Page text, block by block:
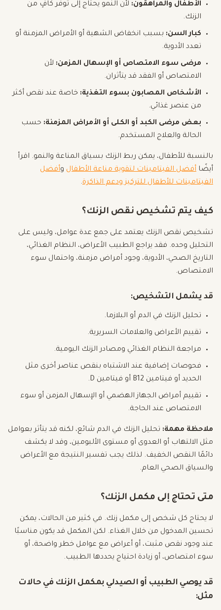
الأطفال والمراهقون: لأن النمو يحتاج إلى توفر كافٍ من
الزنك.
كبار السن: بسبب انخفاض الشهية أو الأمراض المزمنة أو
تعدد الأدوية.
مرضى سوء الامتصاص أو الإسهال المزمن: لأن
الامتصاص أو الفقد قد يتأثران.
الأشخاص المصابون بسوء التغذية: خاصة عند نقص أكثر
من عنصر غذائي.
بعض مرضى الكبد أو الكلى أو الأمراض المزمنة: حسب
الحالة والعلاج المستخدم.
بالنسبة للأطفال، يمكن ربط الزنك بسياق المناعة والنمو. اقرأ
أيضًا أفضل الفيتامينات لتقوية مناعة الأطفال وأفضل
الفيتامينات للأطفال للتركيز ودعم الذاكرة.
كيف يتم تشخيص نقص الزنك؟
تشخيص نقص الزنك يعتمد على جمع عدة عوامل، وليس على
التحليل وحده. فقد يراجع الطبيب الأعراض، النظام الغذائي،
التاريخ الصحي، الأدوية، وجود أمراض مزمنة، واحتمال سوء
الامتصاص.
قد يشمل التشخيص:
تحليل الزنك في الدم أو البلازما.
تقييم الأعراض والعلامات السريرية.
مراجعة النظام الغذائي ومصادر الزنك اليومية.
فحوصات إضافية عند الاشتباه بنقص عناصر أخرى مثل
الحديد أو فيتامين B12 أو فيتامين D.
تقييم أمراض الجهاز الهضمي أو الإسهال المزمن أو سوء
الامتصاص عند الحاجة.
ملاحظة مهمة: تحليل الزنك في الدم شائع، لكنه قد يتأثر بعوامل
مثل الالتهاب أو العدوى أو مستوى الألبومين، وقد لا يكشف
دائمًا النقص الخفيف. لذلك يجب تفسير النتيجة مع الأعراض
والسياق الصحي العام.
متى تحتاج إلى مكمل الزنك؟
لا يحتاج كل شخص إلى مكمل زنك. في كثير من الحالات، يمكن
تحسين المدخول من خلال الغذاء. لكن المكمل قد يكون مناسبًا
عند وجود نقص مثبت، أو أعراض مع عوامل خطر واضحة، أو
سوء امتصاص، أو زيادة احتياج يحددها الطبيب.
قد يوصي الطبيب أو الصيدلي بمكمل الزنك في حالات
مثل: